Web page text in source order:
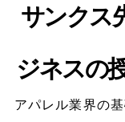
サンクス
ジネスの
アパレル業界の